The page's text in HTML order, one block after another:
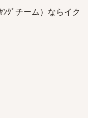
ｸﾞチーム）ならイク